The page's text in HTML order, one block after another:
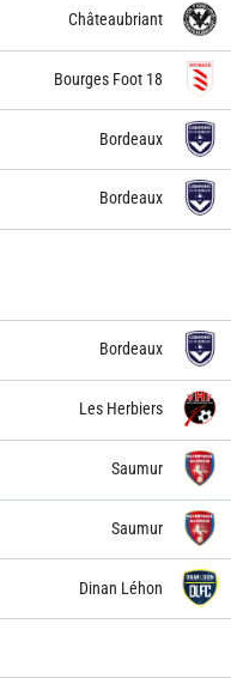
Châteaubriant
Bourges Foot 18
Bordeaux
Bordeaux
Bordeaux
Les Herbiers
Saumur
Saumur
Dinan Léhon